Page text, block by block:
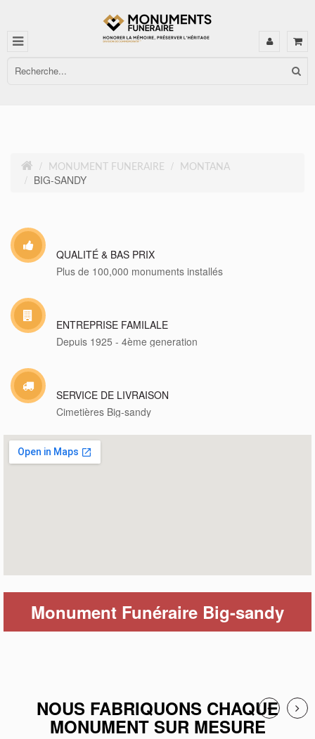
MONUMENT FUNERAIRE MONTANA
BIG-SANDY
QUALITÉ & BAS PRIX
Plus de 100,000 monuments installés
ENTREPRISE FAMILALE
Depuis 1925 - 4ème generation
SERVICE DE LIVRAISON
Cimetières Big-sandy
Monument Funéraire Big-sandy
NOUS FABRIQUONS CHAQUE
MONUMENT SUR MESURE